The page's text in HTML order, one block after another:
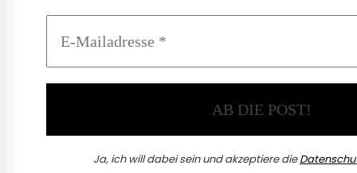
Ja, ich will dabei sein und akzeptiere die